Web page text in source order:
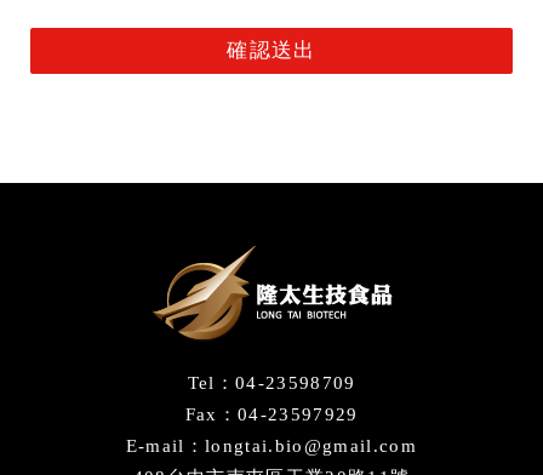
Tel：04-23598709
Fax：04-23597929
E-mail：longtai.bio@gmail.com